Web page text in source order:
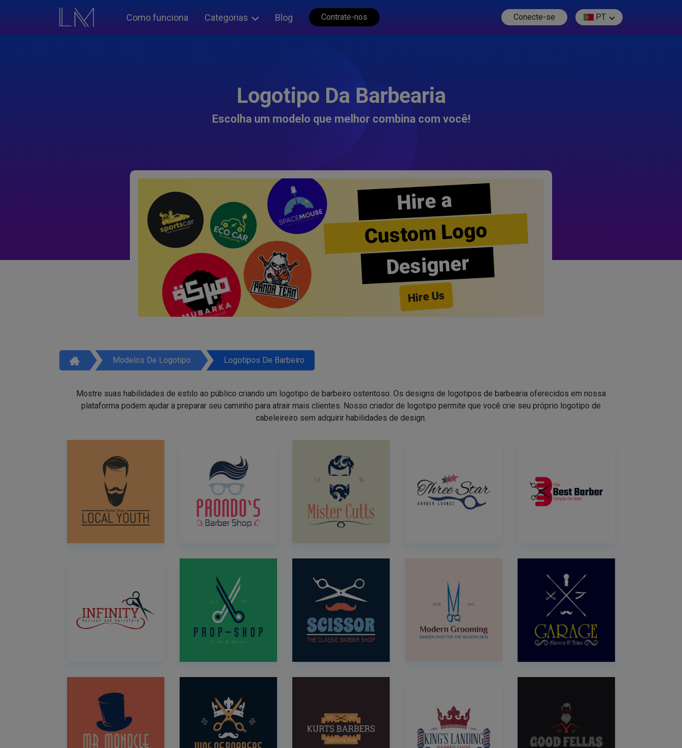
Como funciona Categorias Blog Contrate-nos Conecte-se PT
Logotipo Da Barbearia
Escolha um modelo que melhor combina com você!
Hire a
Custom Logo
Designer
Hire Us
Modelos De Logotipo Logotipos De Barbeiro
Mostre suas habilidades de estilo ao público criando um logotipo de barbeiro ostentoso. Os designs de logotipos de barbearia oferecidos em nossa
plataforma podem ajudar a preparar seu caminho para atrair mais clientes. Nosso criador de logotipo permite que você crie seu próprio logotipo de
cabeleireiro sem adquirir habilidades de design.